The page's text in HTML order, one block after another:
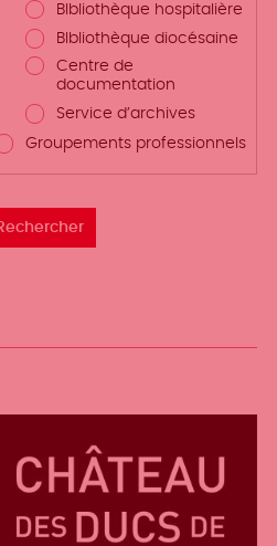
BIbliothèque hospitalière
BIbliothèque diocésaine
Centre de
documentation
Service d’archives
Groupements professionnels